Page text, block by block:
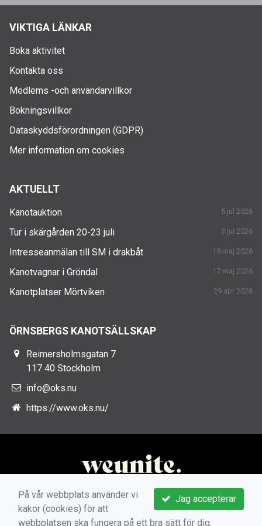
VIKTIGA LÄNKAR
Boka aktivitet
Kontakta oss
Medlems -och användarvillkor
Bokningsvillkor
Dataskyddsförordningen (GDPR)
Mer information om cookies
AKTUELLT
Kanotauktion 5 jul 2026
Tur i skärgården 20-23 juli 3 jul 2026
Intresseanmälan till SM i drakbåt 19 maj 2026
Kanotvagnar i Gröndal 17 maj 2026
Kanotplatser Mörtviken 29 apr 2026
ÖRNSBERGS KANOTSÄLLSKAP
Reimersholmsgatan 7
117 40 Stockholm
info@oks.nu
https://www.oks.nu/
Jag accepterar
På vår webbplats använder vi
kakor (cookies) för att
webbplatsen ska fungera på ett bra sätt för dig.